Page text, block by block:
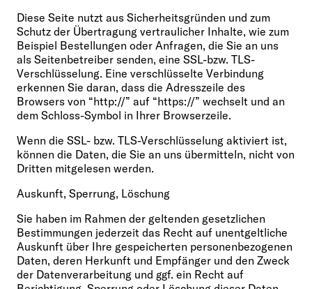
Diese Seite nutzt aus Sicherheitsgründen und zum
Schutz der Übertragung vertraulicher Inhalte, wie zum
Beispiel Bestellungen oder Anfragen, die Sie an uns
als Seitenbetreiber senden, eine SSL-bzw. TLS-
Verschlüsselung. Eine verschlüsselte Verbindung
erkennen Sie daran, dass die Adresszeile des
Browsers von “http://” auf “https://” wechselt und an
dem Schloss-Symbol in Ihrer Browserzeile.
Wenn die SSL- bzw. TLS-Verschlüsselung aktiviert ist,
können die Daten, die Sie an uns übermitteln, nicht von
Dritten mitgelesen werden.
Auskunft, Sperrung, Löschung
Sie haben im Rahmen der geltenden gesetzlichen
Bestimmungen jederzeit das Recht auf unentgeltliche
Auskunft über Ihre gespeicherten personenbezogenen
Daten, deren Herkunft und Empfänger und den Zweck
der Datenverarbeitung und ggf. ein Recht auf